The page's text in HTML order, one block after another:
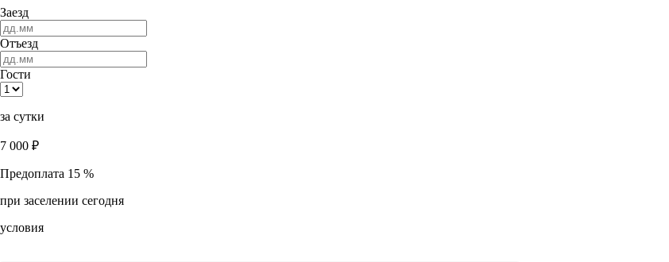
Заезд
Отъезд
Гости
за сутки
7 000 ₽
Предоплата 15 %
при заселении сегодня
условия